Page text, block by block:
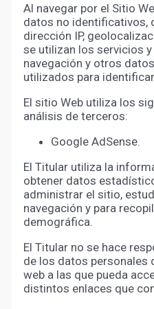
Al navegar por el Sitio
datos no identificativos,
dirección IP,
se utilizan los servicios
navegación y otros
utilizados para
El sitio Web utiliza los
análisis de terceros:
Google AdSense.
El Titular utiliza la
obtener datos
administrar el sitio,
navegación y para
demográfica.
El Titular no se hace
de los datos personales
web a las que pueda
distintos enlaces que